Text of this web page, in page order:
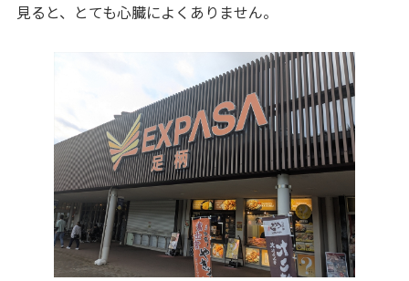
見ると、とても心臓によくありません。